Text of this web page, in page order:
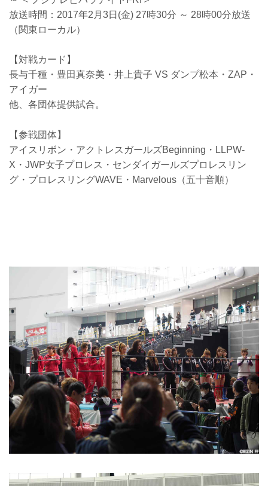
放送時間：2017年2月3日(金) 27時30分 ～ 28時00分放送
（関東ローカル）
【対戦カード】
長与千種・豊田真奈美・井上貴子 VS ダンプ松本・ZAP・
アイガー
他、各団体提供試合。
【参戦団体】
アイスリボン・アクトレスガールズBeginning・LLPW-
X・JWP女子プロレス・センダイガールズプロレスリン
グ・プロレスリングWAVE・Marvelous（五十音順）